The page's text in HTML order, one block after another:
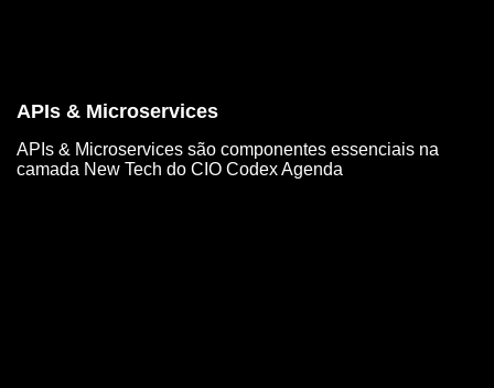
APIs & Microservices
APIs & Microservices são componentes essenciais na
camada New Tech do CIO Codex Agenda